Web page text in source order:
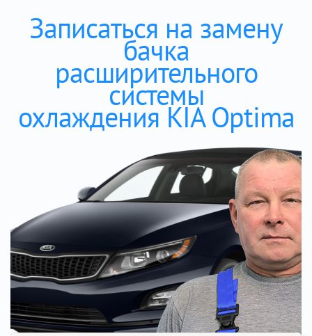
Записаться на замену
бачка
расширительного
системы
охлаждения KIA Optima